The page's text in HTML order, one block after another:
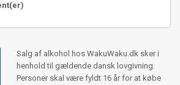
Salg af alkohol hos WakuWaku.dk sker i
henhold til gældende dansk lovgivning.
Personer skal være fyldt 16 år for at købe